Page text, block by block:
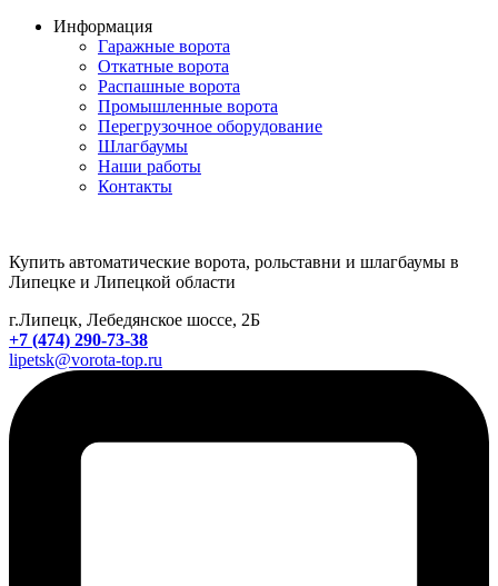
Информация
Гаражные ворота
Откатные ворота
Распашные ворота
Промышленные ворота
Перегрузочное оборудование
Шлагбаумы
Наши работы
Контакты
Купить автоматические ворота, рольставни и шлагбаумы в
Липецке и Липецкой области
г.Липецк, Лебедянское шоссе, 2Б
+7 (474) 290-73-38
lipetsk@vorota-top.ru